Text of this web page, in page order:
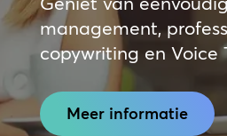
management,
copywriting en Voice
Meer informatie